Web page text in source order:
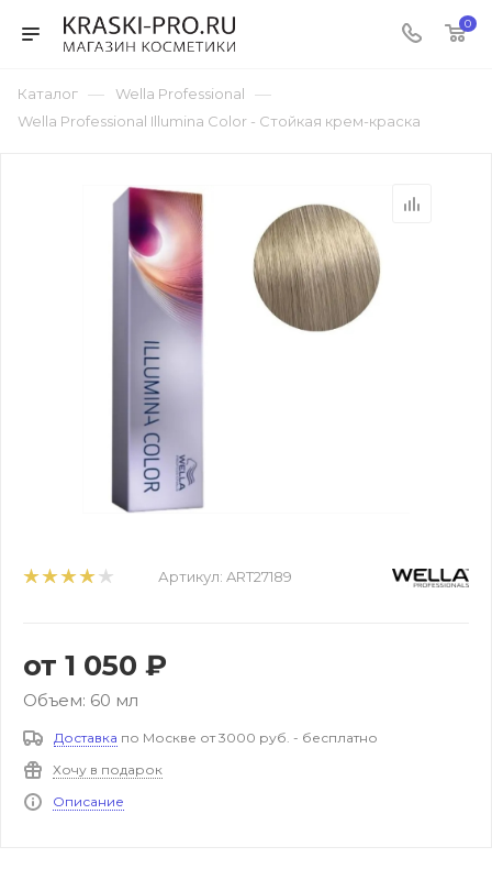
0
Каталог — Wella Professional —
Wella Professional Illumina Color - Стойкая крем-краска
Артикул: ART27189
от 1 050 ₽
Объем: 60 мл
Доставка по Москве от 3000 руб. - бесплатно
Хочу в подарок
Описание